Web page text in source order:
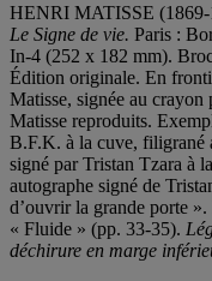
HENRI MATISSE
Le Signe de vie. Paris :
In-4 (252 x 182 mm).
Édition originale. En
Matisse, signée au crayon
Matisse reproduits.
B.F.K. à la cuve, filigrané
signé par Tristan Tzara à
autographe signé de
d’ouvrir la grande porte
« Fluide » (pp. 33-35).
déchirure en marge